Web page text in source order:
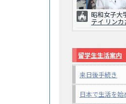
昭和女子大
テイ リンカ
留学生生活案内
来日後手続き
日本で生活を始